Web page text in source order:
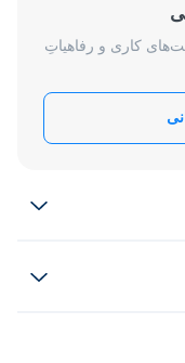
کاری و رفاهیاتِ